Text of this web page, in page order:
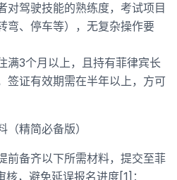
对驾驶技能的熟练度，考试项目
弯、停车等），无复杂操作要
满3个月以上，且持有菲律宾长
签证有效期需在半年以上，方可
精简必备版）
前备齐以下所需材料，提交至菲
，避免延误报名进度[1]：